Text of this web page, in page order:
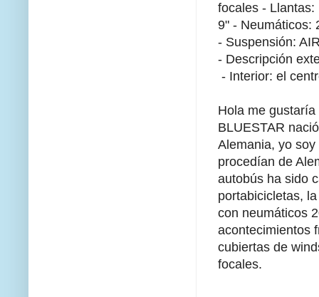
focales - Llantas:
9" - Neumáticos:
- Suspensión:
- Descripción
- Interior: el
Hola me
BLUESTAR
Alemania, yo
procedían de
autobús ha sido
portabicicletas,
con neumáticos
acontecimientos
cubiertas de
focales.